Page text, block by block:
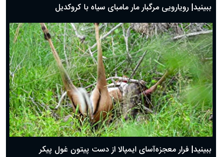
ببینید| رویارویی مرگبار مار مامبای سیاه با کروکدیل
ببینید| فرار معجزه‌آسای ایمپالا از دست پیتون غول پیکر